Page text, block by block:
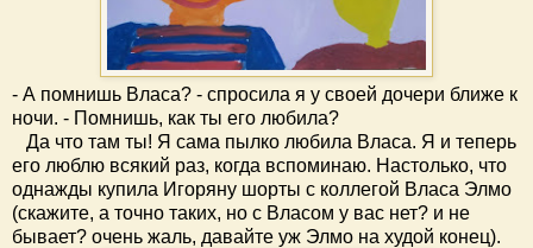
- А помнишь Власа? - спросила я у своей дочери ближе к
ночи. - Помнишь, как ты его любила?
Да что там ты! Я сама пылко любила Власа. Я и теперь
его люблю всякий раз, когда вспоминаю. Настолько, что
однажды купила Игоряну шорты с коллегой Власа Элмо
(скажите, а точно таких, но с Власом у вас нет? и не
бывает? очень жаль, давайте уж Элмо на худой конец).